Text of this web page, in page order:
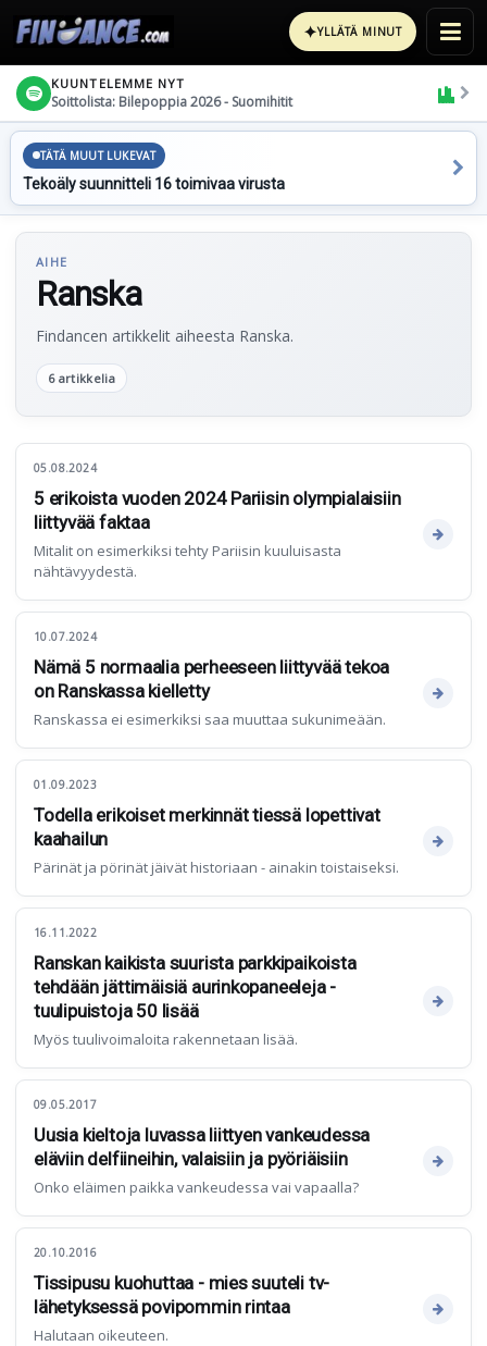
✦YLLÄTÄ MINUT
KUUNTELEMME NYT
Soittolista: Bilepoppia 2026 - Suomihitit
TÄTÄ MUUT LUKEVAT
Tekoäly suunnitteli 16 toimivaa virusta
AIHE
Ranska
Findancen artikkelit aiheesta Ranska.
6 artikkelia
05.08.2024
5 erikoista vuoden 2024 Pariisin olympialaisiin
liittyvää faktaa
Mitalit on esimerkiksi tehty Pariisin kuuluisasta
nähtävyydestä.
10.07.2024
Nämä 5 normaalia perheeseen liittyvää tekoa
on Ranskassa kielletty
Ranskassa ei esimerkiksi saa muuttaa sukunimeään.
01.09.2023
Todella erikoiset merkinnät tiessä lopettivat
kaahailun
Pärinät ja pörinät jäivät historiaan - ainakin toistaiseksi.
16.11.2022
Ranskan kaikista suurista parkkipaikoista
tehdään jättimäisiä aurinkopaneeleja -
tuulipuistoja 50 lisää
Myös tuulivoimaloita rakennetaan lisää.
09.05.2017
Uusia kieltoja luvassa liittyen vankeudessa
eläviin delfiineihin, valaisiin ja pyöriäisiin
Onko eläimen paikka vankeudessa vai vapaalla?
20.10.2016
Tissipusu kuohuttaa - mies suuteli tv-
lähetyksessä povipommin rintaa
Halutaan oikeuteen.